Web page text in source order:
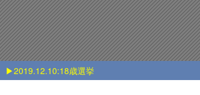
▶2019.12.10:18歳選挙